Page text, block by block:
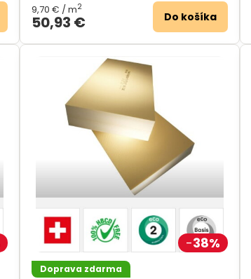
50,93 €
9,70 € / m2
Do košíka
38%
Doprava zdarma